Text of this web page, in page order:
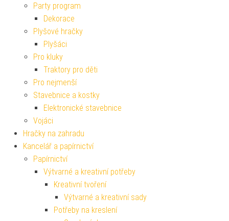
Party program
Dekorace
Plyšové hračky
Plyšáci
Pro kluky
Traktory pro děti
Pro nejmenší
Stavebnice a kostky
Elektronické stavebnice
Vojáci
Hračky na zahradu
Kancelář a papírnictví
Papírnictví
Výtvarné a kreativní potřeby
Kreativní tvoření
Výtvarné a kreativní sady
Potřeby na kreslení